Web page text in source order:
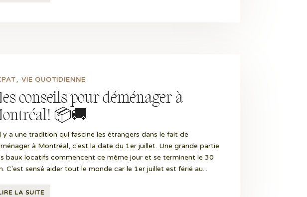
conseils pour déménager à
📦🚚
VIE QUOTIDIENNE
y a une tradition qui fascine les étrangers dans le fait de
à Montréal, c'est la date du 1er juillet. Une grande partie
baux locatifs commencent ce même jour et se terminent le 30
C'est sensé aider tout le monde car le 1er juillet est férié au...
LA SUITE